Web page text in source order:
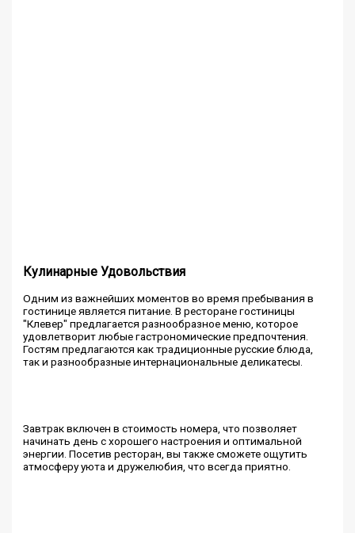
Кулинарные Удовольствия
Одним из важнейших моментов во время пребывания в
гостинице является питание. В ресторане гостиницы
"Клевер" предлагается разнообразное меню, которое
удовлетворит любые гастрономические предпочтения.
Гостям предлагаются как традиционные русские блюда,
так и разнообразные интернациональные деликатесы.
Завтрак включен в стоимость номера, что позволяет
начинать день с хорошего настроения и оптимальной
энергии. Посетив ресторан, вы также сможете ощутить
атмосферу уюта и дружелюбия, что всегда приятно.